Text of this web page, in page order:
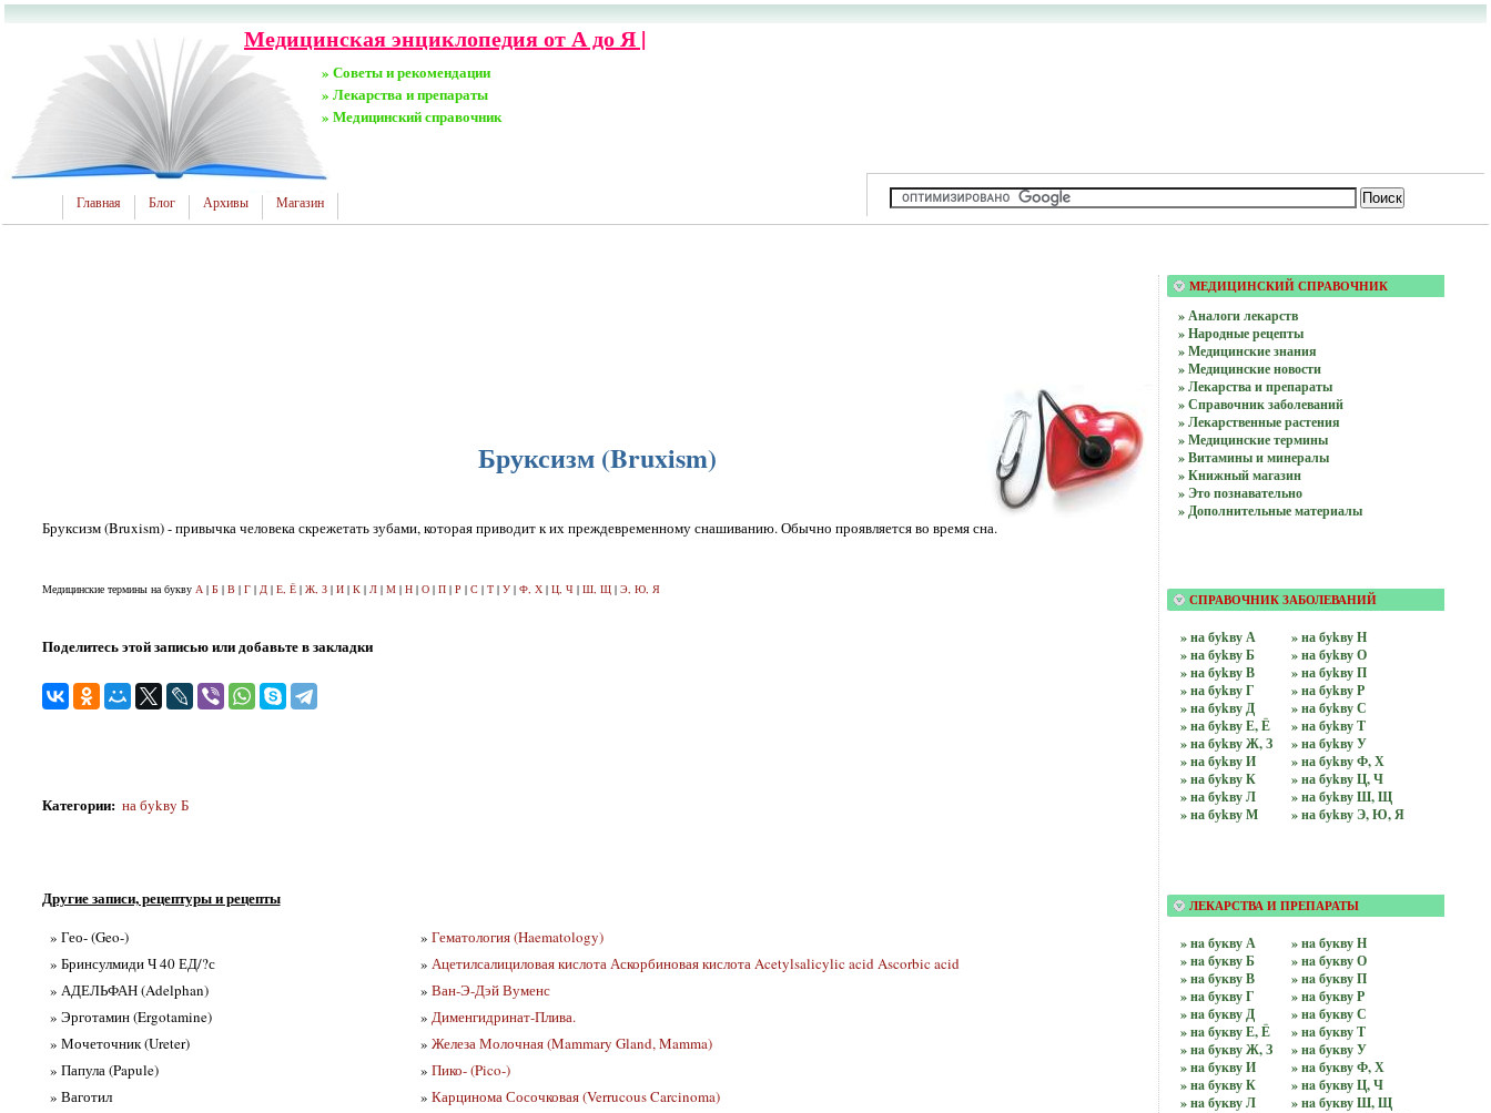
Медицинская энциклопедия от А до Я |
» Советы и рекомендации
» Лекарства и препараты
» Медицинский справочник
Главная Блог Архивы Магазин
Бруксизм (Bruxism)
Бруксизм (Bruxism) - привычка человека скрежетать зубами, которая приводит к их преждевременному снашиванию. Обычно проявляется во время сна.
Медицинские термины на букву А | Б | В| Г| Д| Е, Ё| Ж, З| И| К| Л| М| Н| О| П| Р | С| Т| У| Ф, Х| Ц, Ч | Ш, Щ| Э, Ю, Я
Поделитесь этой записью или добавьте в закладки
Категории: на бykвy Б
Другие записи, рецептуры и рецепты
» Гео- (Geo-)
» Бринсулмиди Ч 40 ЕД/?с
» АДЕЛЬФАН (Adelphan)
» Эрготамин (Ergotamine)
» Мочеточник (Ureter)
» Папула (Papule)
» Ваготил
» Гематология (Haematology)
» Ацетилсалициловая кислота Аскорбиновая кислота Acetylsalicylic acid Ascorbic acid
» Ван-Э-Дэй Вуменс
» Дименгидринат-Плива.
» Железа Молочная (Mammary Gland, Mamma)
» Пико- (Pico-)
» Карцинома Сосочковая (Verrucous Carcinoma)
МЕДИЦИНСКИЙ СПРАВОЧНИК
» Аналоги лекарств
» Народные рецепты
» Медицинские знания
» Медицинские новости
» Лекарства и препараты
» Справочник заболеваний
» Лекарственные растения
» Медицинские термины
» Витамины и минералы
» Книжный магазин
» Это познавательно
» Дополнительные материалы
СПРАВОЧНИК ЗАБОЛЕВАНИЙ
» на буkву А
» на буkву Б
» на буkву В
» на буkву Г
» на буkву Д
» на буkву Е, Ё
» на буkву Ж, З
» на буkву И
» на буkву К
» на буkву Л
» на буkву М
» на буkву Н
» на буkву О
» на буkву П
» на буkву Р
» на буkву С
» на буkву Т
» на буkву У
» на буkву Ф, Х
» на буkву Ц, Ч
» на буkву Ш, Щ
» на буkву Э, Ю, Я
ЛЕКАРСТВА И ПРЕПАРАТЫ
» нa букву А
» нa букву Б
» нa букву В
» нa букву Г
» нa букву Д
» нa букву Е, Ё
» нa букву Ж, З
» нa букву И
» нa букву К
» нa букву Л
» нa букву Н
» нa букву О
» нa букву П
» нa букву Р
» нa букву С
» нa букву Т
» нa букву У
» нa букву Ф, Х
» нa букву Ц, Ч
» нa букву Ш, Щ